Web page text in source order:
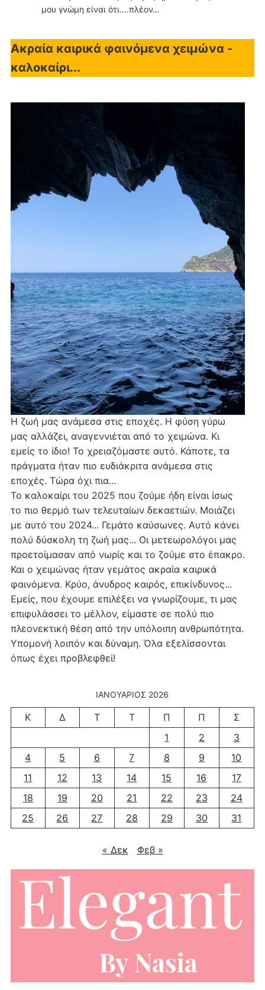
μου γνώμη είναι ότι....πλέον…
Ακραία καιρικά φαινόμενα χειμώνα -
καλοκαίρι...
Η ζωή μας ανάμεσα στις εποχές. Η φύση γύρω
μας αλλάζει, αναγεννιέται από το χειμώνα. Κι
εμείς το ίδιο! Το χρειαζόμαστε αυτό. Κάποτε, τα
πράγματα ήταν πιο ευδιάκριτα ανάμεσα στις
εποχές. Τώρα όχι πια...
Το καλοκαίρι του 2025 που ζούμε ήδη είναι ίσως
το πιο θερμό των τελευταίων δεκαετιών. Μοιάζει
με αυτό του 2024... Γεμάτο καύσωνες. Αυτό κάνει
πολύ δύσκολη τη ζωή μας... Οι μετεωρολόγοι μας
προετοίμασαν από νωρίς και το ζούμε στο έπακρο.
Και ο χειμώνας ήταν γεμάτος ακραία καιρικά
φαινόμενα. Κρύο, άνυδρος καιρός, επικίνδυνος...
Εμείς, που έχουμε επιλέξει να γνωρίζουμε, τι μας
επιφυλάσσει το μέλλον, είμαστε σε πολύ πιο
πλεονεκτική θέση από την υπόλοιπη ανθρωπότητα.
Υπομονή λοιπόν και δύναμη. Όλα εξελίσσονται
όπως έχει προβλεφθεί!
ΙΑΝΟΥΆΡΙΟΣ 2026
Κ Δ Τ Τ Π Π
Σ
1
2
3
4
5 6 7 8 9
10
11
12 13 14 15 16
17
18
19 20 21 22 23
24
25
26 27 28 29 30 31
« Δεκ Φεβ »